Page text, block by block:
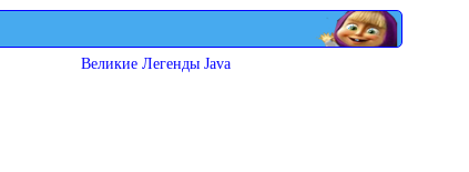
Великие Легенды Java